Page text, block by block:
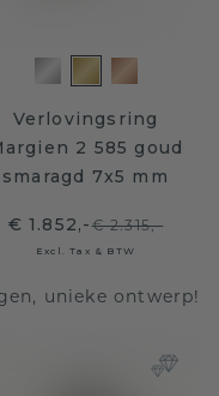
Verlovingsring
2 585 goud
smaragd 7x5 mm
€ 1.852,-€ 2.315,-
Excl. Tax & BTW
unieke ontwerp!